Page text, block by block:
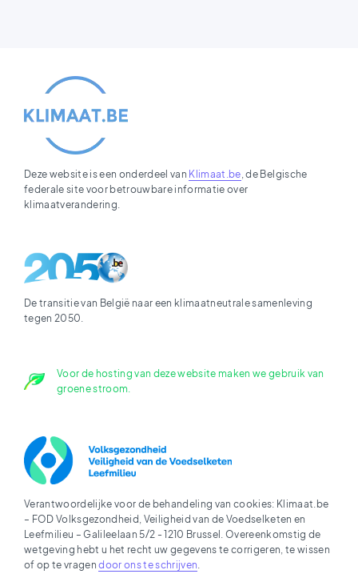
Deze website is een onderdeel van Klimaat.be, de Belgische
federale site voor betrouwbare informatie over
klimaatverandering.
De transitie van België naar een klimaatneutrale samenleving
tegen 2050.
Voor de hosting van deze website maken we gebruik van
groene stroom.
Verantwoordelijke voor de behandeling van cookies: Klimaat.be
– FOD Volksgezondheid, Veiligheid van de Voedselketen en
Leefmilieu – Galileelaan 5/2 - 1210 Brussel. Overeenkomstig de
wetgeving hebt u het recht uw gegevens te corrigeren, te wissen
of op te vragendoor ons te schrijven